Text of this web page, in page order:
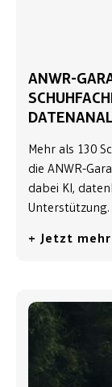
ANWR-
Mehr als 130
die ANWR-
dabei KI,
Unterstützung.
+ Jetzt